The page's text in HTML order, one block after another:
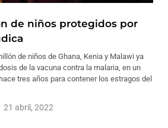
de niños protegidos por
de niños de Ghana, Kenia y Malawi ya
de la vacuna contra la malaria, en un
tres años para contener los estragos del
21 abril, 2022